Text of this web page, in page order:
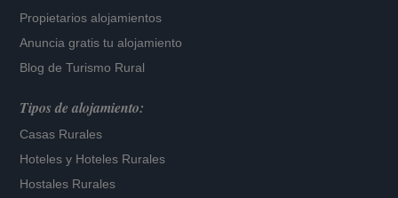
Propietarios alojamientos
Anuncia gratis tu alojamiento
Blog de Turismo Rural
Tipos de alojamiento:
Casas Rurales
Hoteles y Hoteles Rurales
Hostales Rurales